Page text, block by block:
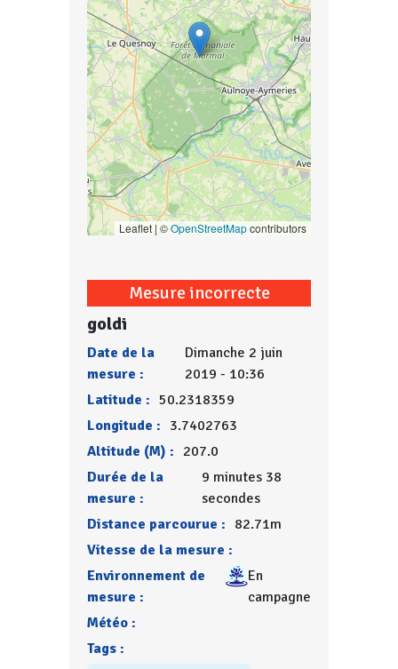
Leaflet | ©OpenStreetMapcontributors
Mesure incorrecte
goldi
Date de la
mesure :
Dimanche 2 juin
2019 - 10:36
Latitude : 50.2318359
Longitude : 3.7402763
Altitude (M) : 207.0
Durée de la
mesure :
9 minutes 38
secondes
Distance parcourue : 82.71m
Vitesse de la mesure :
Environnement de
mesure :
En
campagne
Météo :
Tags :